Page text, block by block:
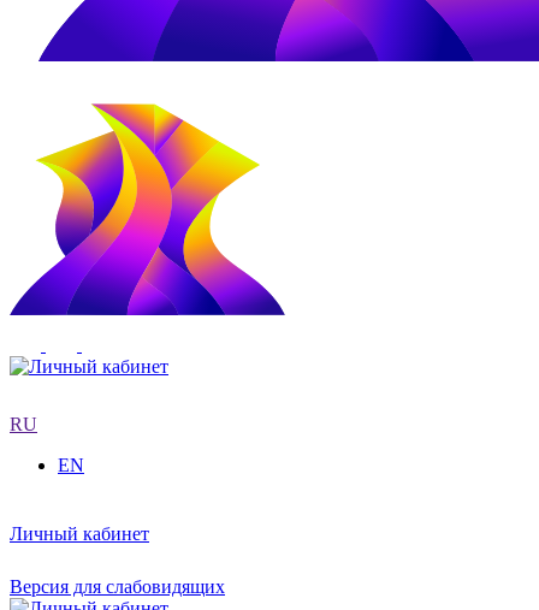
RU
EN
Личный кабинет
Версия для слабовидящих